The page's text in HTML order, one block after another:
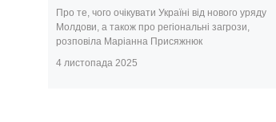
Про те, чого очікувати Україні від нового уряду
Молдови, а також про регіональні загрози,
розповіла Маріанна Присяжнюк
4 листопада 2025